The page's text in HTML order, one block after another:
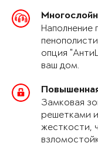
Наполнение
опция
ваш дом.
Замковая
решетками
жесткости,